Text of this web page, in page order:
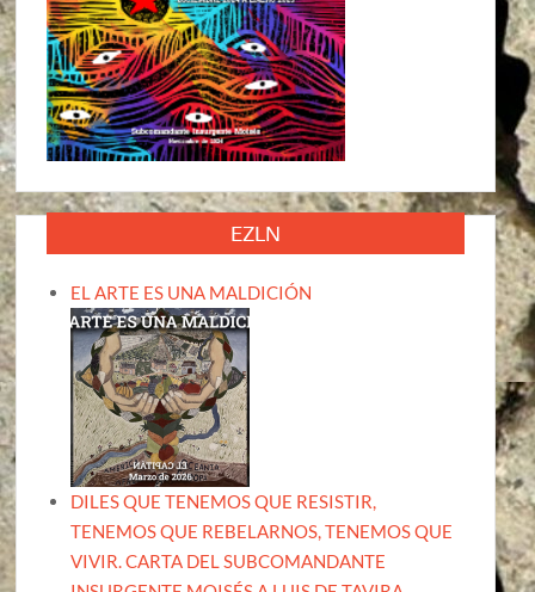
EZLN
EL ARTE ES UNA MALDICIÓN
DILES QUE TENEMOS QUE RESISTIR,
TENEMOS QUE REBELARNOS, TENEMOS QUE
VIVIR. CARTA DEL SUBCOMANDANTE